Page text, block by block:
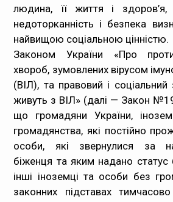
людина, її життя і здоров’я,
недоторканність і безпека
найвищою соціальною цінністю.
Законом України «Про
хвороб, зумовлених вірусом
(ВІЛ), та правовий і
живуть з ВІЛ» (далі — Закон
що громадяни України,
громадянства, які постійно
особи, які звернулися за
біженця та яким надано статус
інші іноземці та особи без
законних підставах